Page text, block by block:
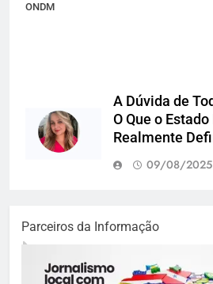
ONDM
A Dúvida de
O Que o
Realmente
09/08/2025
Parceiros da Informação